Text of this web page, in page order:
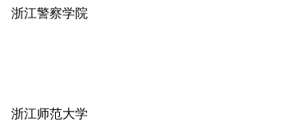
浙江警察学院
浙江师范大学